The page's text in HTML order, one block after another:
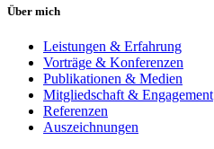
Über mich
Leistungen & Erfahrung
Vorträge & Konferenzen
Publikationen & Medien
Mitgliedschaft & Engagement
Referenzen
Auszeichnungen